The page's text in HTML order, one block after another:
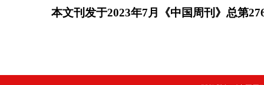
本文刊发于2023年7月《中国周刊》总第